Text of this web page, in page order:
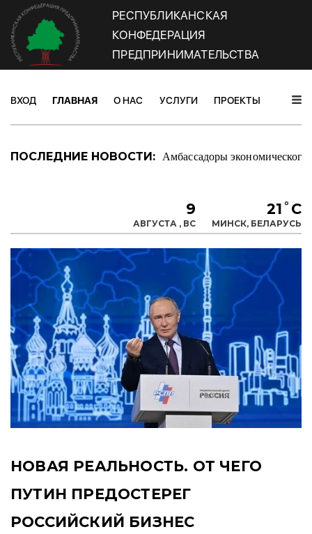
РЕСПУБЛИКАНСКАЯ
КОНФЕДЕРАЦИЯ
ПРЕДПРИНИМАТЕЛЬСТВА
ВХОД ГЛАВНАЯ О НАС УСЛУГИ ПРОЕКТЫ
ПОСЛЕДНИЕ НОВОСТИ: Амбассадоры экономического
9
АВГУСТА , ВС
21˚C
МИНСК, БЕЛАРУСЬ
НОВАЯ РЕАЛЬНОСТЬ. ОТ ЧЕГО
ПУТИН ПРЕДОСТЕРЕГ
РОССИЙСКИЙ БИЗНЕС